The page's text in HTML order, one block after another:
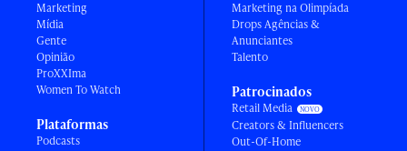
Marketing
Mídia
Gente
Opinião
ProXXIma
Women To Watch
Plataformas
Podcasts
Marketing na Olimpíada
Drops Agências &
Anunciantes
Talento
Patrocinados
Retail Media
Creators & Influencers
Out-Of-Home